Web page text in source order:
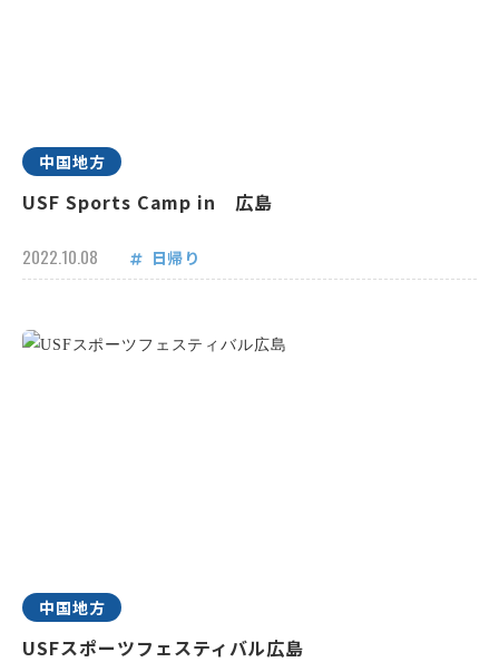
中国地方
USF Sports Camp in 広島
2022.10.08 日帰り
中国地方
USFスポーツフェスティバル広島